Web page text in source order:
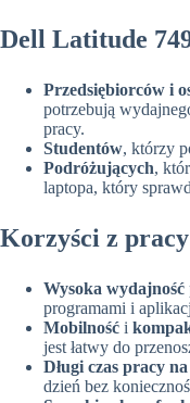
Dell Latitude
Przedsiębiorców i
potrzebują
pracy.
Studentów, którzy
Podróżujących,
laptopa, który
Korzyści z
Wysoka wydajność
programami i
Mobilność i
jest łatwy do
Długi czas pracy
dzień bez